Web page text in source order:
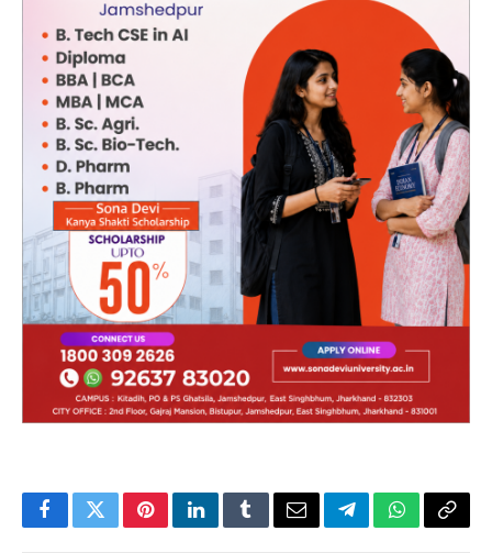
FacebookTwitterPinterestLinkedInTumblrEmailTelegramWhatsApp
Copy